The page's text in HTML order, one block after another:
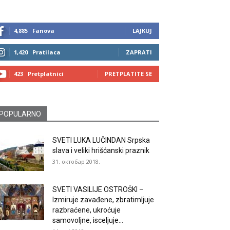
4,885 Fanova LAJKUJ
1,420 Pratilaca ZAPRATI
423 Pretplatnici PRETPLATITE SE
SVETI LUKA LUČINDAN Srpska
slava i veliki hrišćanski praznik
31. октобар 2018.
SVETI VASILIJE OSTROŠKI –
Izmiruje zavađene, zbratimljuje
razbraćene, ukroćuje
samovoljne, isceljuje...